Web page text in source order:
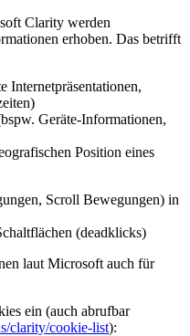
Clarity werden
erhoben. Das betrifft
Internetpräsentationen,
Geräte-Informationen,
Position eines
Scroll Bewegungen) in
(deadklicks)
laut Microsoft auch für
ein (auch abrufbar
clarity/cookie-list):